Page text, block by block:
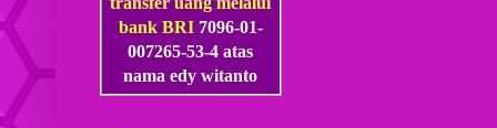
bank BRI 7096-01-
007265-53-4 atas
nama edy witanto